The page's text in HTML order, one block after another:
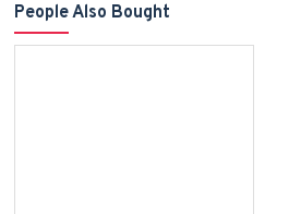
People Also Bought